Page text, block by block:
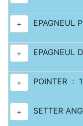
+ EPAGNEUL
+ EPAGNEUL
+ POINTER :
+ SETTER